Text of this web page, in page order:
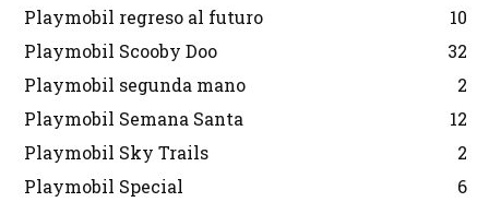
Playmobil regreso al futuro
10
Playmobil Scooby Doo
32
Playmobil segunda mano
2
Playmobil Semana Santa
12
Playmobil Sky Trails
2
Playmobil Special
6